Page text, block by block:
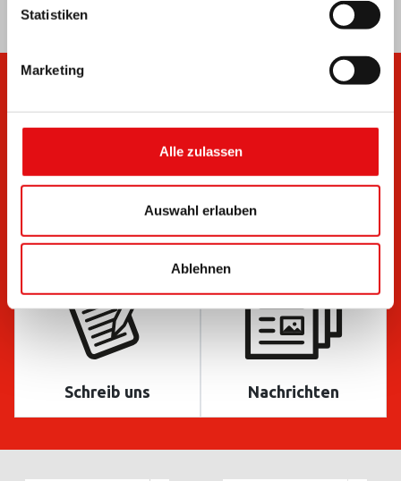
Statistiken
Marketing
Alle zulassen
Auswahl erlauben
Ablehnen
Schreib uns Nachrichten